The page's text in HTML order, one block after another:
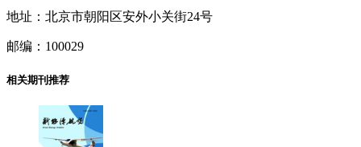
地址：北京市朝阳区安外小关街24号
邮编：100029
相关期刊推荐